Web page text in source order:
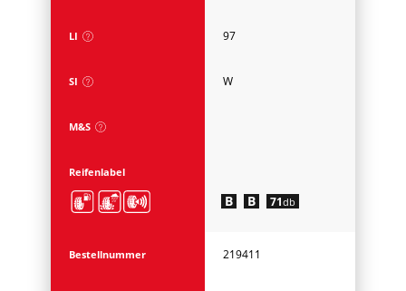
LI 97
SI W
M&S
Reifenlabel
B B 71db
Bestellnummer 219411